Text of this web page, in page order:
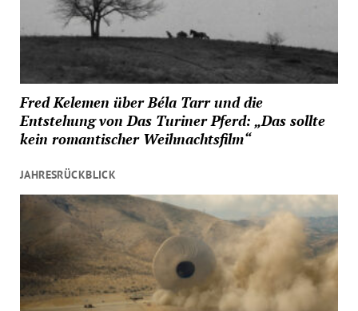
Fred Kelemen über Béla Tarr und die
Entstehung von Das Turiner Pferd: „Das sollte
kein romantischer Weihnachtsfilm“
JAHRESRÜCKBLICK